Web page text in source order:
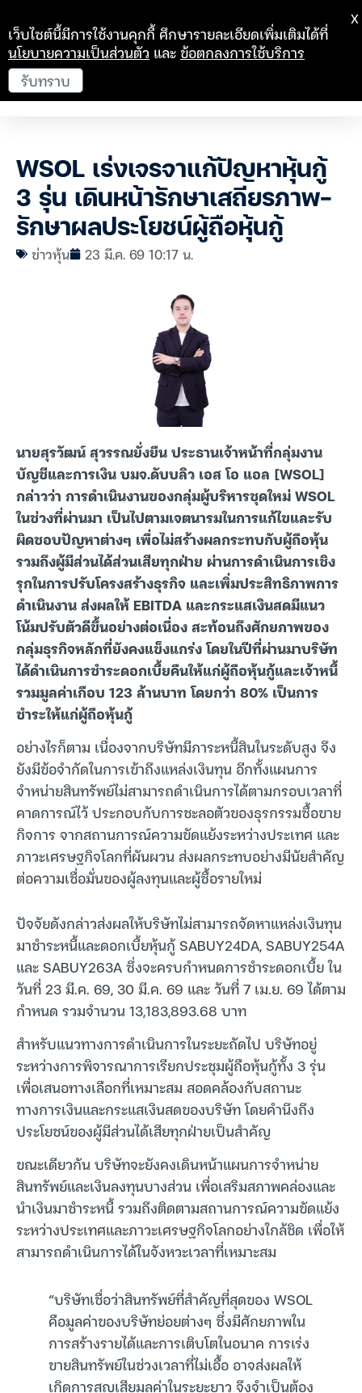
WSOL เร่งเจรจาแก้ปัญหาหุ้นกู้
3 รุ่น เดินหน้ารักษาเสถียรภาพ-
รักษาผลประโยชน์ผู้ถือหุ้นกู้
ข่าวหุ้น 23 มี.ค. 69 10:17 น.
นายสุรวัฒน์ สุวรรณยั่งยืน ประธานเจ้าหน้าที่กลุ่มงาน
บัญชีและการเงิน บมจ.ดับบลิว เอส โอ แอล [WSOL]
กล่าวว่า การดำเนินงานของกลุ่มผู้บริหารชุดใหม่ WSOL
ในช่วงที่ผ่านมา เป็นไปตามเจตนารมในการแก้ไขและรับ
ผิดชอบปัญหาต่างๆ เพื่อไม่สร้างผลกระทบกับผู้ถือหุ้น
รวมถึงผู้มีส่วนได้ส่วนเสียทุกฝ่าย ผ่านการดำเนินการเชิง
รุกในการปรับโครงสร้างธุรกิจ และเพิ่มประสิทธิภาพการ
ดำเนินงาน ส่งผลให้ EBITDA และกระแสเงินสดมีแนว
โน้มปรับตัวดีขึ้นอย่างต่อเนื่อง สะท้อนถึงศักยภาพของ
กลุ่มธุรกิจหลักที่ยังคงแข็งแกร่ง โดยในปีที่ผ่านมาบริษัท
ได้ดำเนินการชำระดอกเบี้ยคืนให้แก่ผู้ถือหุ้นกู้และเจ้าหนี้
รวมมูลค่าเกือบ 123 ล้านบาท โดยกว่า 80% เป็นการ
ชำระให้แก่ผู้ถือหุ้นกู้
อย่างไรก็ตาม เนื่องจากบริษัทมีภาระหนี้สินในระดับสูง จึง
ยังมีข้อจำกัดในการเข้าถึงแหล่งเงินทุน อีกทั้งแผนการ
จำหน่ายสินทรัพย์ไม่สามารถดำเนินการได้ตามกรอบเวลาที่
คาดการณ์ไว้ ประกอบกับการชะลอตัวของธุรกรรมซื้อขาย
กิจการ จากสถานการณ์ความขัดแย้งระหว่างประเทศ และ
ภาวะเศรษฐกิจโลกที่ผันผวน ส่งผลกระทบอย่างมีนัยสำคัญ
ต่อความเชื่อมั่นของผู้ลงทุนและผู้ซื้อรายใหม่
ปัจจัยดังกล่าวส่งผลให้บริษัทไม่สามารถจัดหาแหล่งเงินทุน
มาชำระหนี้และดอกเบี้ยหุ้นกู้ SABUY24DA, SABUY254A
และ SABUY263A ซึ่งจะครบกำหนดการชำระดอกเบี้ย ใน
วันที่ 23 มี.ค. 69, 30 มี.ค. 69 และ วันที่ 7 เม.ย. 69 ได้ตาม
กำหนด รวมจำนวน 13,183,893.68 บาท
สำหรับแนวทางการดำเนินการในระยะถัดไป บริษัทอยู่
ระหว่างการพิจารณาการเรียกประชุมผู้ถือหุ้นกู้ทั้ง 3 รุ่น
เพื่อเสนอทางเลือกที่เหมาะสม สอดคล้องกับสถานะ
ทางการเงินและกระแสเงินสดของบริษัท โดยคำนึงถึง
ประโยชน์ของผู้มีส่วนได้เสียทุกฝ่ายเป็นสำคัญ
ขณะเดียวกัน บริษัทจะยังคงเดินหน้าแผนการจำหน่าย
สินทรัพย์และเงินลงทุนบางส่วน เพื่อเสริมสภาพคล่องและ
นำเงินมาชำระหนี้ รวมถึงติดตามสถานการณ์ความขัดแย้ง
ระหว่างประเทศและภาวะเศรษฐกิจโลกอย่างใกล้ชิด เพื่อให้
สามารถดำเนินการได้ในจังหวะเวลาที่เหมาะสม
“บริษัทเชื่อว่าสินทรัพย์ที่สำคัญที่สุดของ WSOL
คือมูลค่าของบริษัทย่อยต่างๆ ซึ่งมีศักยภาพใน
การสร้างรายได้และการเติบโตในอนาค การเร่ง
ขายสินทรัพย์ในช่วงเวลาที่ไม่เอื้อ อาจส่งผลให้
เกิดการสูญเสียมูลค่าในระยะยาว จึงจำเป็นต้อง
เว็บไซต์นี้มีการใช้งานคุกกี้ ศึกษารายละเอียดเพิ่มเติมได้ที่
นโยบายความเป็นส่วนตัว และข้อตกลงการใช้บริการ
รับทราบ
X